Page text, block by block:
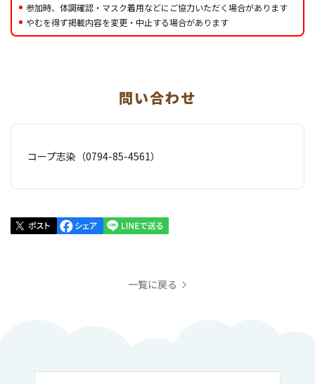
参加時、体調確認・マスク着用などにご協力いただく場合があります
やむを得ず掲載内容を変更・中止する場合があります
問い合わせ
コープ志染（0794-85-4561）
一覧に戻る